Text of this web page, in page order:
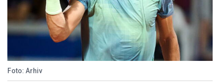
Foto: Arhiv